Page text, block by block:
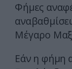
Φήμες
Μέγαρο
Εάν η φήμη